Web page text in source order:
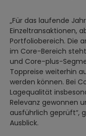
„Für das laufende
Einzeltransaktionen,
Portfoliobereich. Die
im Core-Bereich
und Core-plus-
Toppreise weiterhin
werden können. Bei
Lagequalität
Relevanz gewonnen
ausführlich geprüft“,
Ausblick.